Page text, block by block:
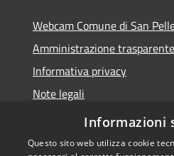
Webcam Comune di San
Amministrazione trasparente
Informativa privacy
Note legali
Dichiarazione di accessibilità
Informazioni
Questo sito web utilizza cookie